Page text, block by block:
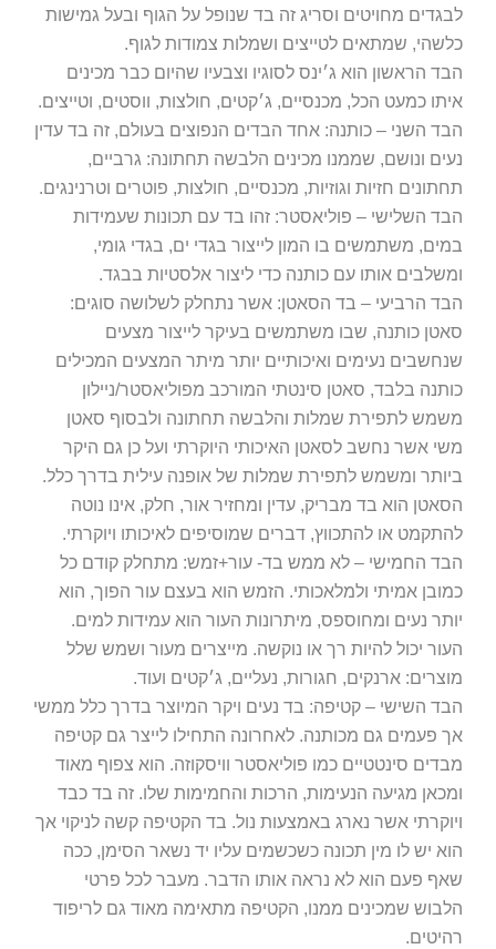
לבגדים מחויטים וסריג זה בד שנופל על הגוף ובעל גמישות
כלשהי, שמתאים לטייצים ושמלות צמודות לגוף.
הבד הראשון הוא ג׳ינס לסוגיו וצבעיו שהיום כבר מכינים
איתו כמעט הכל, מכנסיים, ג׳קטים, חולצות, ווסטים, וטייצים.
הבד השני – כותנה: אחד הבדים הנפוצים בעולם, זה בד עדין
נעים ונושם, שממנו מכינים הלבשה תחתונה: גרביים,
תחתונים חזיות וגוזיות, מכנסיים, חולצות, פוטרים וטרנינגים.
הבד השלישי – פוליאסטר: זהו בד עם תכונות שעמידות
במים, משתמשים בו המון לייצור בגדי ים, בגדי גומי,
ומשלבים אותו עם כותנה כדי ליצור אלסטיות בבגד.
הבד הרביעי – בד הסאטן: אשר נתחלק לשלושה סוגים:
סאטן כותנה, שבו משתמשים בעיקר לייצור מצעים
שנחשבים נעימים ואיכותיים יותר מיתר המצעים המכילים
כותנה בלבד, סאטן סינטתי המורכב מפוליאסטר/ניילון
משמש לתפירת שמלות והלבשה תחתונה ולבסוף סאטן
משי אשר נחשב לסאטן האיכותי היוקרתי ועל כן גם היקר
ביותר ומשמש לתפירת שמלות של אופנה עילית בדרך כלל.
הסאטן הוא בד מבריק, עדין ומחזיר אור, חלק, אינו נוטה
להתקמט או להתכווץ, דברים שמוסיפים לאיכותו ויוקרתי.
הבד החמישי – לא ממש בד- עור+זמש: מתחלק קודם כל
כמובן אמיתי ולמלאכותי. הזמש הוא בעצם עור הפוך, הוא
יותר נעים ומחוספס, מיתרונות העור הוא עמידות למים.
העור יכול להיות רך או נוקשה. מייצרים מעור ושמש שלל
מוצרים: ארנקים, חגורות, נעליים, ג׳קטים ועוד.
הבד השישי – קטיפה: בד נעים ויקר המיוצר בדרך כלל ממשי
אך פעמים גם מכותנה. לאחרונה התחילו לייצר גם קטיפה
מבדים סינטטיים כמו פוליאסטר וויסקוזה. הוא צפוף מאוד
ומכאן מגיעה הנעימות, הרכות והחמימות שלו. זה בד כבד
ויוקרתי אשר נארג באמצעות נול. בד הקטיפה קשה לניקוי אך
הוא יש לו מין תכונה כשכשמים עליו יד נשאר הסימן, ככה
שאף פעם הוא לא נראה אותו הדבר. מעבר לכל פרטי
הלבוש שמכינים ממנו, הקטיפה מתאימה מאוד גם לריפוד
רהיטים.